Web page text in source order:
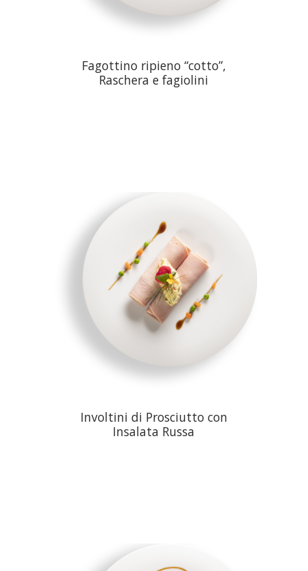
Fagottino ripieno “cotto”,
Raschera e fagiolini
Involtini di Prosciutto con
Insalata Russa